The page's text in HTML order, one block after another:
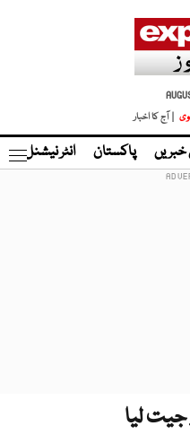
وی | آج کا اخبار
پاکستان انٹر نیشنل
جیت لیا